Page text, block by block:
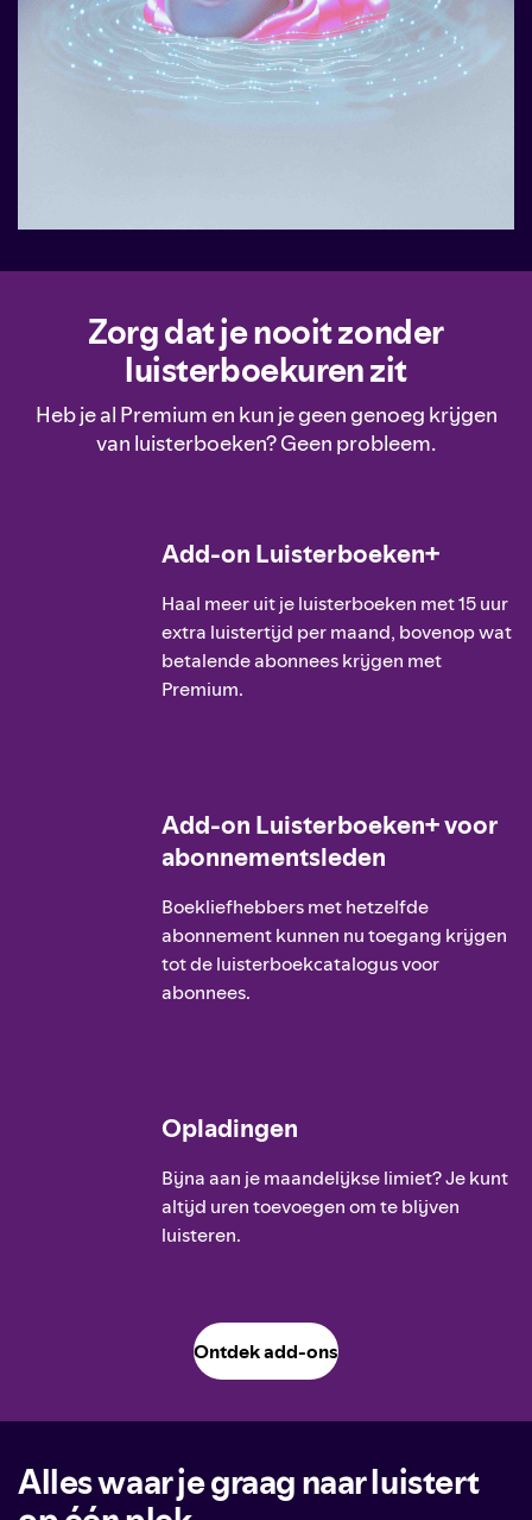
Zorg dat je nooit zonder
luisterboekuren zit
Heb je al Premium en kun je geen genoeg krijgen
van luisterboeken? Geen probleem.
Add-on Luisterboeken+
Haal meer uit je luisterboeken met 15 uur
extra luistertijd per maand, bovenop wat
betalende abonnees krijgen met
Premium.
Add-on Luisterboeken+ voor
abonnementsleden
Boekliefhebbers met hetzelfde
abonnement kunnen nu toegang krijgen
tot de luisterboekcatalogus voor
abonnees.
Opladingen
Bijna aan je maandelijkse limiet? Je kunt
altijd uren toevoegen om te blijven
luisteren.
Ontdek add-ons
Alles waar je graag naar luistert